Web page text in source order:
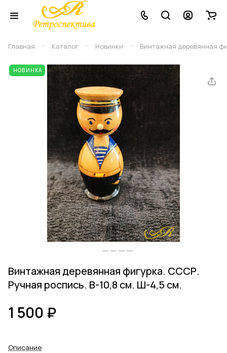
Главная – Каталог – Новинки – Винтажная деревянная
НОВИНКА
Винтажная деревянная фигурка. СССР.
Ручная роспись. В-10,8 см. Ш-4,5 см.
1 500 ₽
Описание